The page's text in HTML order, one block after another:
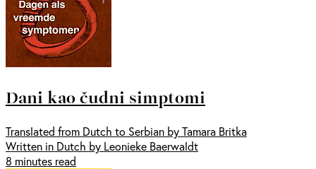
Dani kao čudni simptomi
Translated from Dutch to Serbian by Tamara Britka
Written in Dutch by Leonieke Baerwaldt
8 minutes read